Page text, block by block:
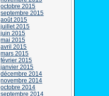
octobre 2015
septembre 2015
août 2015
juillet 2015
juin 2015
mai 2015
avril 2015
mars 2015
février 2015
janvier 2015
décembre 2014
novembre 2014
octobre 2014
septembre 2014